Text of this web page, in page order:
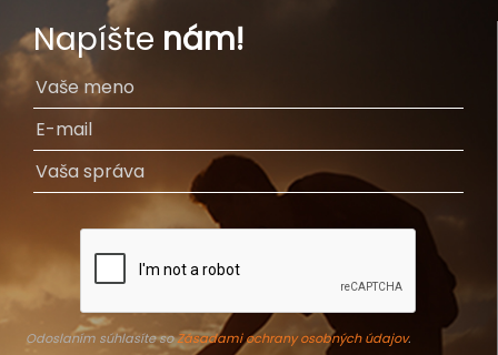
Napíšte nám!
Odoslaním súhlasíte soZásadami ochrany osobných údajov.